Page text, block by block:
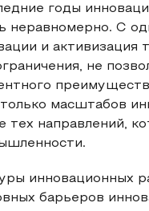
годы
неравномерно. С
и активизация
не
масштабов
направлений,
инновационных
барьеров